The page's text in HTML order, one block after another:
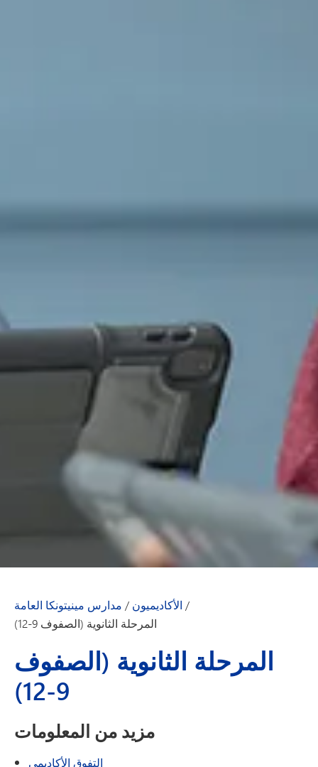
مدارس مينيتونكا العامة / الأكاديميون /
المرحلة الثانوية (الصفوف 9-12)
المرحلة الثانوية (الصفوف
9-12)
مزيد من المعلومات
التفوق الأكاديمي